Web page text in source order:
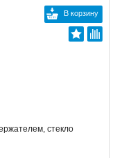
В корзину
стекло